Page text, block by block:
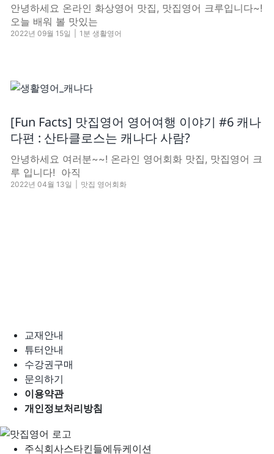
안녕하세요 온라인 화상영어 맛집, 맛집영어 크루입니다~!
오늘 배워 볼 맛있는
2022년 09월 15일 1분 생활영어
[Fun Facts] 맛집영어 영어여행 이야기 #6 캐나
다편 : 산타클로스는 캐나다 사람?
안녕하세요 여러분~~! 온라인 영어회화 맛집, 맛집영어 크
루 입니다! ​ 아직
2022년 04월 13일 맛집 영어회화
교재안내
튜터안내
수강권구매
문의하기
이용약관
개인정보처리방침
주식회사스타킨들에듀케이션